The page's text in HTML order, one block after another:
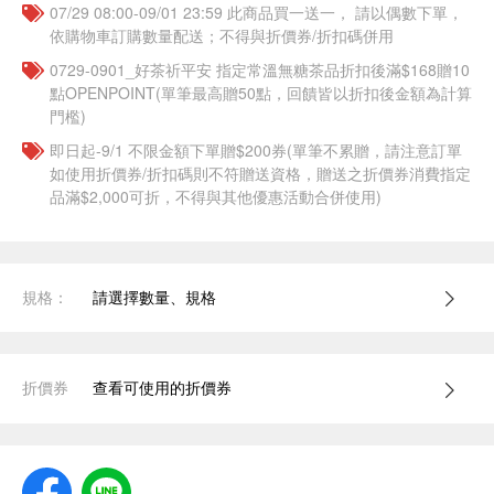
07/29 08:00-09/01 23:59 此商品買一送一， 請以偶數下單，
依購物車訂購數量配送；不得與折價券/折扣碼併用
​​0729-0901_好茶祈平安 指定常溫無糖茶品折扣後滿$168贈10
點OPENPOINT(單筆最高贈50點，回饋皆以折扣後金額為計算
門檻)
即日起-9/1 不限金額下單贈$200券(單筆不累贈，請注意訂單
如使用折價券/折扣碼則不符贈送資格，贈送之折價券消費指定
品滿$2,000可折，不得與其他優惠活動合併使用)
規格： 請選擇數量、規格
折價券 查看可使用的折價券